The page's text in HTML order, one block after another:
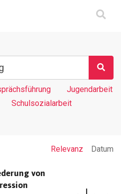
Jugendarbeit
Schulsozialarbeit
Relevanz Datum
von